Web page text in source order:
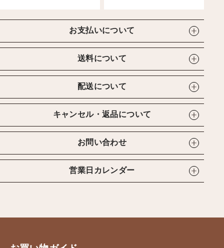
お支払いについて
送料について
配送について
キャンセル・返品について
お問い合わせ
営業日カレンダー